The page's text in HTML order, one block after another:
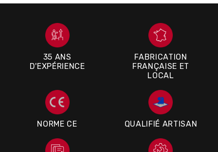
35 ANS
D'EXPÉRIENCE
FABRICATION
FRANÇAISE ET
LOCAL
NORME CE QUALIFIÉ ARTISAN